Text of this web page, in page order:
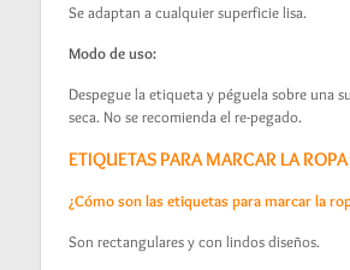
Se adaptan a cualquier superficie lisa.
Modo de uso:
Despegue la etiqueta y péguela sobre una
seca. No se recomienda el re-pegado.
ETIQUETAS PARA MARCAR LA
¿Cómo son las etiquetas para marcar la
Son rectangulares y con lindos diseños.